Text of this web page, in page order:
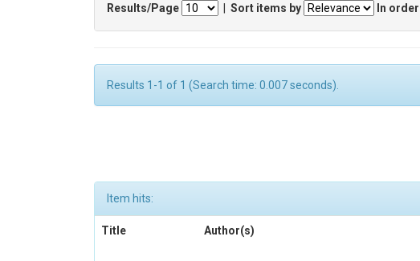
Results/Page Sort items by In order
Results 1-1 of 1 (Search time: 0.007 seconds).
Item hits:
Title Author(s)